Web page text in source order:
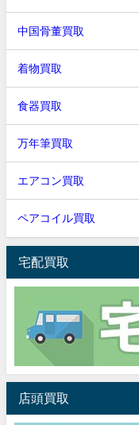
中国骨董買取
着物買取
食器買取
万年筆買取
エアコン買取
ペアコイル買取
宅配買取
店頭買取